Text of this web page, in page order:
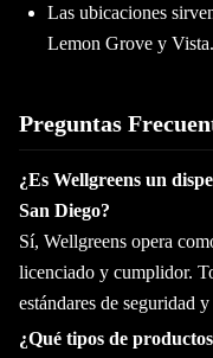
Las ubicaciones
Lemon Grove y Vista.
Preguntas
¿Es Wellgreens un
San Diego?
Sí, Wellgreens opera
licenciado y cumplidor.
estándares de seguridad
¿Qué tipos de